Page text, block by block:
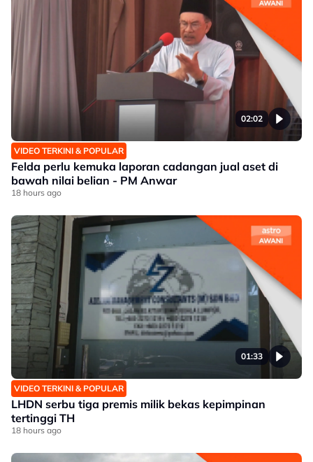
02:02
VIDEO TERKINI & POPULAR
Felda perlu kemuka laporan cadangan jual aset di
bawah nilai belian - PM Anwar
18 hours ago
01:33
VIDEO TERKINI & POPULAR
LHDN serbu tiga premis milik bekas kepimpinan
tertinggi TH
18 hours ago